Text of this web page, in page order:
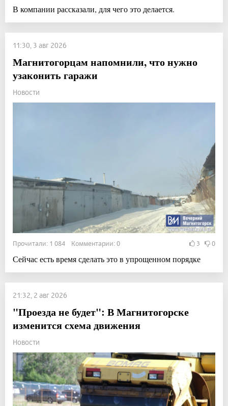
В компании рассказали, для чего это делается.
11:30, 3 авг 2026
Магнитогорцам напомнили, что нужно
узаконить гаражи
Новости
Прочитали: 1 084 Комментарии: 0 3 0
Сейчас есть время сделать это в упрощенном порядке
21:32, 2 авг 2026
"Проезда не будет": В Магнитогорске
изменится схема движения
Новости